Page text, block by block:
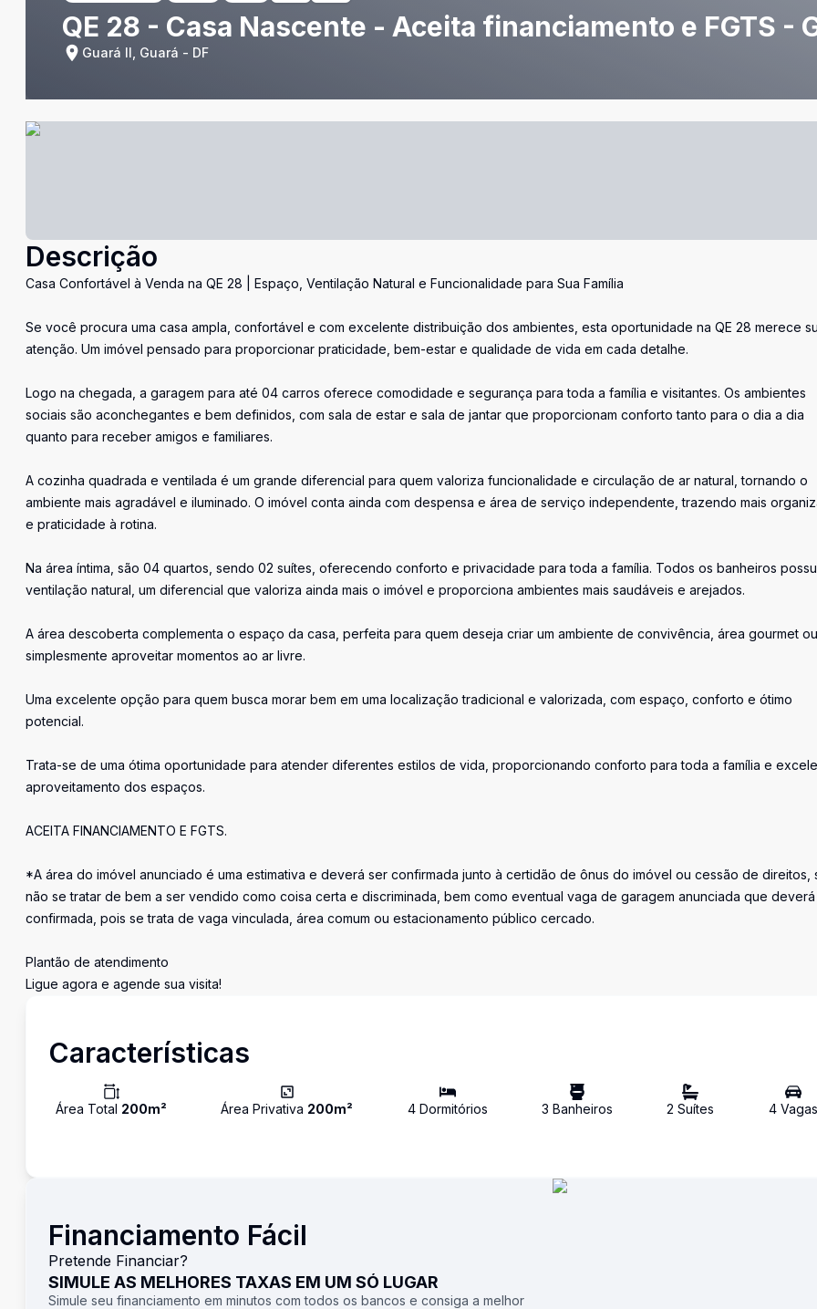
QE 28 - Casa Nascente - Aceita financiamento e FGTS -
Guará II, Guará - DF
Descrição
Casa Confortável à Venda na QE 28 | Espaço, Ventilação Natural e Funcionalidade para Sua Família
Se você procura uma casa ampla, confortável e com excelente distribuição dos ambientes, esta oportunidade na QE 28 merece
atenção. Um imóvel pensado para proporcionar praticidade, bem-estar e qualidade de vida em cada detalhe.
Logo na chegada, a garagem para até 04 carros oferece comodidade e segurança para toda a família e visitantes. Os ambientes
sociais são aconchegantes e bem definidos, com sala de estar e sala de jantar que proporcionam conforto tanto para o dia a dia
quanto para receber amigos e familiares.
A cozinha quadrada e ventilada é um grande diferencial para quem valoriza funcionalidade e circulação de ar natural, tornando o
ambiente mais agradável e iluminado. O imóvel conta ainda com despensa e área de serviço independente, trazendo mais
e praticidade à rotina.
Na área íntima, são 04 quartos, sendo 02 suítes, oferecendo conforto e privacidade para toda a família. Todos os banheiros
ventilação natural, um diferencial que valoriza ainda mais o imóvel e proporciona ambientes mais saudáveis e arejados.
A área descoberta complementa o espaço da casa, perfeita para quem deseja criar um ambiente de convivência, área gourmet ou
simplesmente aproveitar momentos ao ar livre.
Uma excelente opção para quem busca morar bem em uma localização tradicional e valorizada, com espaço, conforto e ótimo
potencial.
Trata-se de uma ótima oportunidade para atender diferentes estilos de vida, proporcionando conforto para toda a família e
aproveitamento dos espaços.
ACEITA FINANCIAMENTO E FGTS.
*A área do imóvel anunciado é uma estimativa e deverá ser confirmada junto à certidão de ônus do imóvel ou cessão de direitos,
não se tratar de bem a ser vendido como coisa certa e discriminada, bem como eventual vaga de garagem anunciada que
confirmada, pois se trata de vaga vinculada, área comum ou estacionamento público cercado.
Plantão de atendimento
Ligue agora e agende sua visita!
Características
Área Total 200m² Área Privativa 200m² 4Dormitórios 3 Banheiros 2 Suítes 4Vagas
Financiamento Fácil
Pretende Financiar?
SIMULE AS MELHORES TAXAS EM UM SÓ LUGAR
Simule seu financiamento em minutos com todos os bancos e consiga a melhor